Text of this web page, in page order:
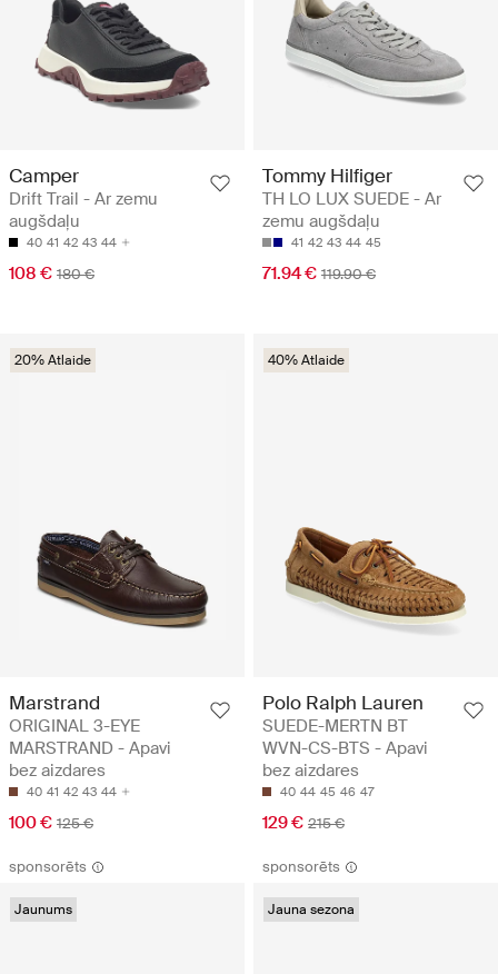
Camper
Drift Trail - Ar zemu
augšdaļu
40 41 42 43 44
108 € 180 €
Tommy Hilfiger
TH LO LUX SUEDE - Ar
zemu augšdaļu
41 42 43 44 45
71.94 € 119.90 €
20% Atlaide
Marstrand
ORIGINAL 3-EYE
MARSTRAND - Apavi
bez aizdares
40 41 42 43 44
100 € 125 €
40% Atlaide
Polo Ralph Lauren
SUEDE-MERTN BT
WVN-CS-BTS - Apavi
bez aizdares
40 44 45 46 47
129 € 215 €
sponsorēts
Jaunums
sponsorēts
Jauna sezona